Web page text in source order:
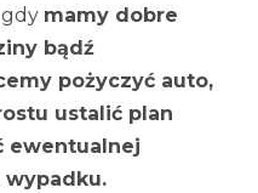
mamy dobre
bądź
pożyczyć auto,
ustalić plan
ewentualnej
wypadku.